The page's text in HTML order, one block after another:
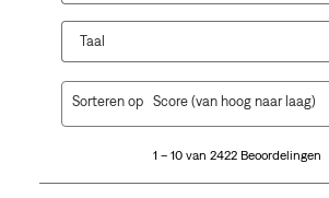
Taal
2422
1 – 10 van 2422 Beoordelingen
Sorteren op Score (van hoog naar laag)